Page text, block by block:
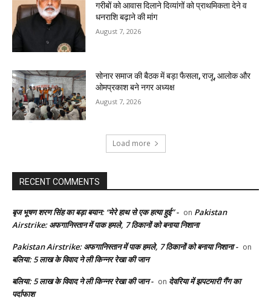
गरीबों को आवास दिलाने दिव्यांगों को प्राथमिकता देने व
धनराशि बढ़ाने की मांग
August 7, 2026
सोनार समाज की बैठक में बड़ा फैसला, राजू, आलोक और
ओमप्रकाश बने नगर अध्यक्ष
August 7, 2026
Load more
RECENT COMMENTS
बृज भूषण शरण सिंह का बड़ा बयान: “मेरे हाथ से एक हत्या हुई” - on Pakistan
Airstrike: अफगानिस्तान में पाक हमले, 7 ठिकानों को बनाया निशाना
Pakistan Airstrike: अफगानिस्तान में पाक हमले, 7 ठिकानों को बनाया निशाना - on
बलिया: 5 लाख के विवाद ने ली किन्नर रेखा की जान
बलिया: 5 लाख के विवाद ने ली किन्नर रेखा की जान - on देवरिया में झपटमारी गैंग का
पर्दाफाश